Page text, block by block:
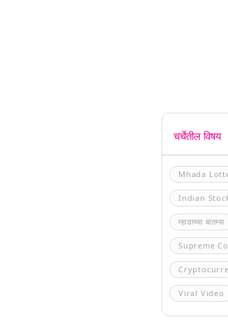
चर्चेतील विषय
Mhada
Indian
म्हाडाच्या बातम्या
Supreme
Viral Video